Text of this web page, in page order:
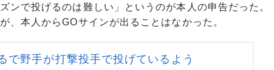
ンで投げるのは難しい」というのが本人の申告だった。
、本人からGOサインが出ることはなかった。
で野手が打撃投手で投げているよう